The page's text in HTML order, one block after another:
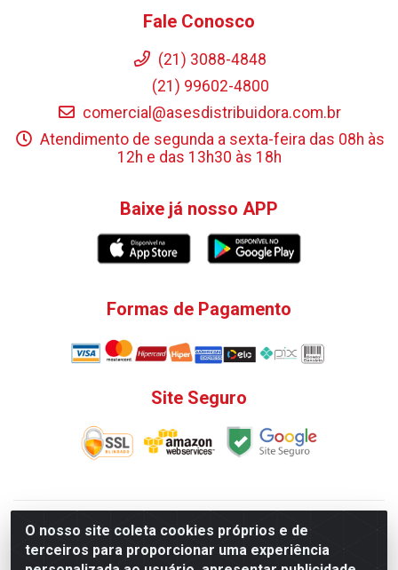
O nosso site coleta cookies próprios e de
terceiros para proporcionar uma experiência
Fale Conosco
(21) 3088-4848
(21) 99602-4800
comercial@asesdistribuidora.com.br
Atendimento de segunda a sexta-feira das 08h às
12h e das 13h30 às 18h
Baixe já nosso APP
Formas de Pagamento
Site Seguro
V. C. Ferragens LTDA - Rua do Matoso, 132 - Praça da
Bandeira, Rio de Janeiro/ RJ - CEP 20.270-135 - CNPJ
12.324.723/0001-25